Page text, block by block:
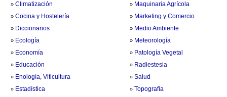
» Climatización
» Cocina y Hostelería
» Diccionarios
» Ecología
» Economía
» Educación
» Enología, Viticultura
» Estadística
» Maquinaria Agrícola
» Marketing y Comercio
» Medio Ambiente
» Meteorología
» Patología Vegetal
» Radiestesia
»Salud
»Topografía